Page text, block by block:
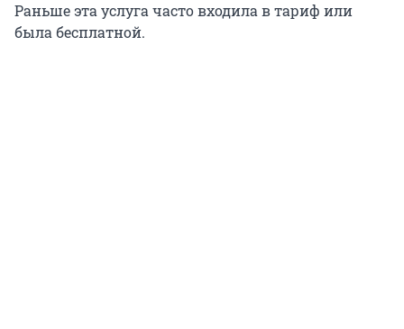
Раньше эта услуга часто входила в тариф или
была бесплатной.